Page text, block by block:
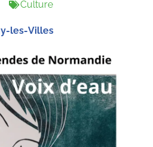
Culture
les-Villes